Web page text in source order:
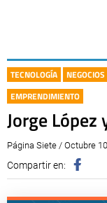
TECNOLOGÍA NEGOCIOS
EMPRENDIMIENTO
Jorge López
Página Siete / Octubre
Compartir en: